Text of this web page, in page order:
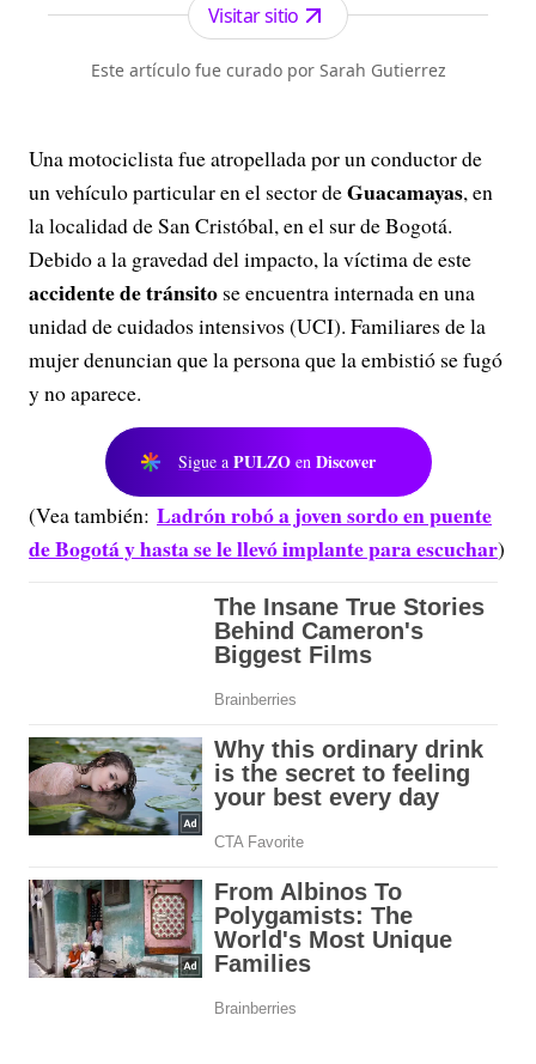
Visitar sitio
Este artículo fue curado por Sarah Gutierrez
Una motociclista fue atropellada por un conductor de
un vehículo particular en el sector deGuacamayas, en
la localidad de San Cristóbal, en el sur de Bogotá.
Debido a la gravedad del impacto, la víctima de este
accidente de tránsito se encuentra internada en una
unidad de cuidados intensivos (UCI). Familiares de la
mujer denuncian que la persona que la embistió se fugó
y no aparece.
Sigue a PULZO en Discover
(Vea también: Ladrón robó a joven sordo en puente
de Bogotá y hasta se le llevó implante para escuchar)